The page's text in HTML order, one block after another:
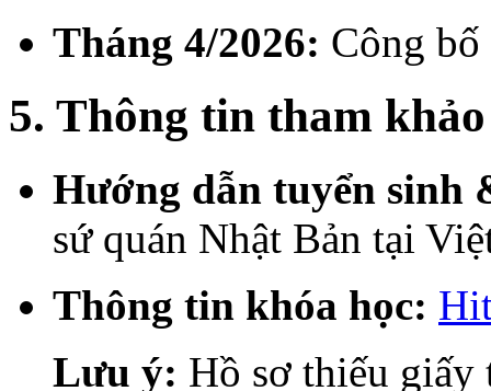
Tháng 4/2026: Công
5. Thông tin tham khảo
Hướng dẫn tuyển sinh
sứ quán Nhật Bản tại
Thông tin khóa học:
Lưu ý: Hồ sơ thiếu giấy